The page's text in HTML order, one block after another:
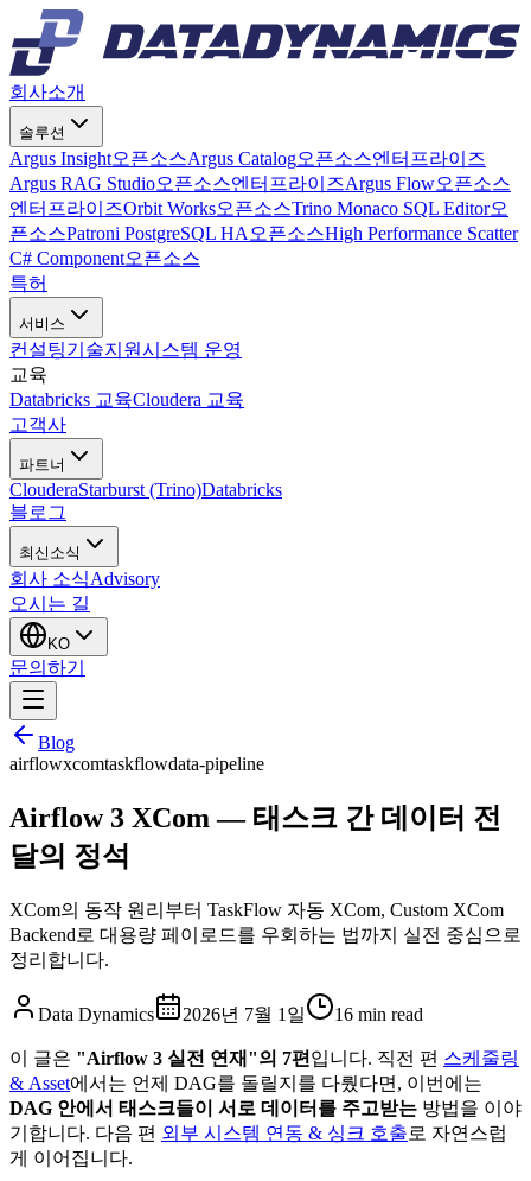
회사소개
솔루션
Argus Insight오픈소스Argus Catalog오픈소스엔터프라이즈
Argus RAG Studio오픈소스엔터프라이즈Argus Flow오픈소스
엔터프라이즈Orbit Works오픈소스Trino Monaco SQL Editor오
픈소스Patroni PostgreSQL HA 오픈소스High Performance Scatter
C# Component오픈소스
특허
서비스
컨설팅기술지원시스템 운영
교육
Databricks 교육Cloudera 교육
고객사
파트너
ClouderaStarburst (Trino)Databricks
블로그
최신소식
회사 소식Advisory
오시는 길
KO
문의하기
Blog
airflowxcomtaskflowdata-pipeline
Airflow 3 XCom — 태스크 간 데이터 전
달의 정석
XCom의 동작 원리부터 TaskFlow 자동 XCom, Custom XCom
Backend로 대용량 페이로드를 우회하는 법까지 실전 중심으로
정리합니다.
Data Dynamics 2026년 7월 1일 16 min read
이 글은 "Airflow 3 실전 연재"의 7편 입니다. 직전 편 스케줄링
& Asset에서는 언제 DAG를 돌릴지를 다뤘다면, 이번에는
DAG 안에서 태스크들이 서로 데이터를 주고받는 방법을 이야
기합니다. 다음 편 외부 시스템 연동 & 싱크 호출로 자연스럽
게 이어집니다.